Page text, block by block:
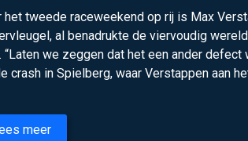
het tweede raceweekend op rij is Max
al benadrukte de viervoudig
“Laten we zeggen dat het een ander
crash in Spielberg, waar Verstappen aan
meer